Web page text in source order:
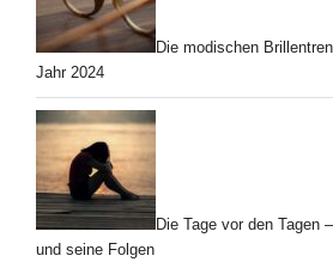
Die modischen
Jahr 2024
Die Tage vor den Tagen
und seine Folgen